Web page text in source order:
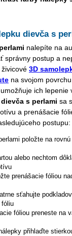
dievča s
nalepíte na
správny postup a
živicové 3D
na svojom
ich lepenie
dievča s perlami sa
a prenášacie
postupu:
položte na
alebo nechtom
prenášacie fóliou
sťahujte
fóliu
fóliou preneste na
přihlaďte